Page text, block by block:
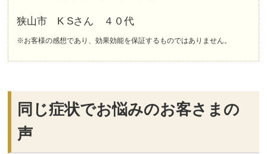
狭山市 K Sさん ４０代
※お客様の感想であり、効果効能を保証するものではありません。
同じ症状でお悩みのお客さまの
声